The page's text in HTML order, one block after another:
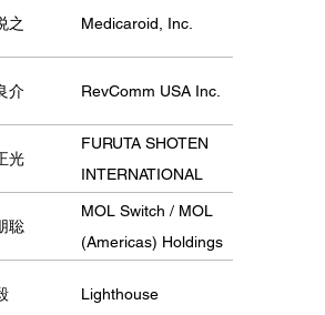
之 Medicaroid, Inc.
介 RevComm USA Inc.
光
FURUTA SHOTEN
INTERNATIONAL
LLC
聡
MOL Switch / MOL
(Americas) Holdings
Lighthouse